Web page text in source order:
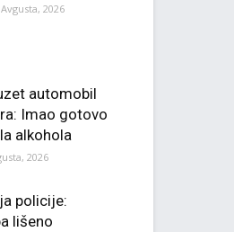
2026
automobil
Imao gotovo
alkohola
2026
policije:
lišeno